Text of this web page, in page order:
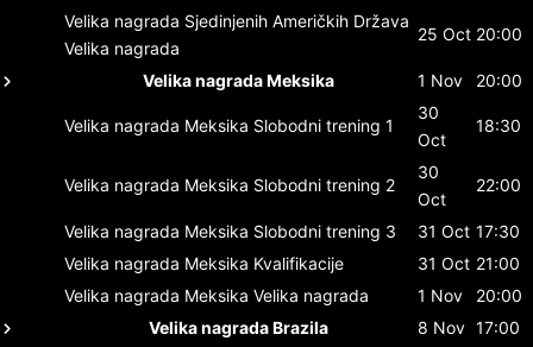
Velika nagrada Sjedinjenih Američkih Država
Velika nagrada
25 Oct 20:00
Velika nagrada Meksika 1 Nov 20:00
Velika nagrada Meksika Slobodni trening 1
30
Oct
18:30
Velika nagrada Meksika Slobodni trening 2
30
Oct
22:00
Velika nagrada Meksika Slobodni trening 3 31 Oct 17:30
Velika nagrada Meksika Kvalifikacije 31 Oct 21:00
Velika nagrada Meksika Velika nagrada 1 Nov
20:00
Velika nagrada Brazila
8 Nov 17:00